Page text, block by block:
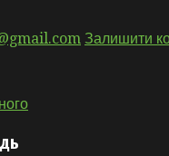
Залишити